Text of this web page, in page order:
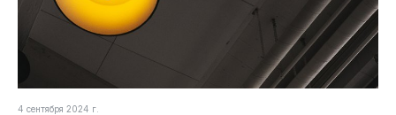
4 сентября 2024 г.